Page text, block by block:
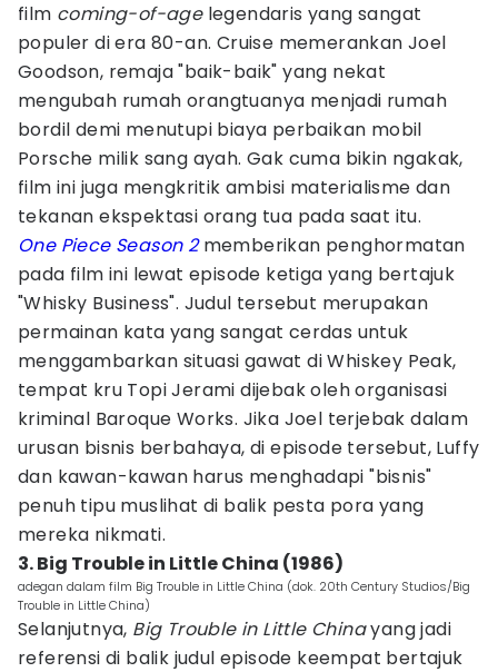
film coming-of-agelegendaris yang sangat
populer di era 80-an. Cruise memerankan Joel
Goodson, remaja "baik-baik" yang nekat
mengubah rumah orangtuanya menjadi rumah
bordil demi menutupi biaya perbaikan mobil
Porsche milik sang ayah. Gak cuma bikin ngakak,
film ini juga mengkritik ambisi materialisme dan
tekanan ekspektasi orang tua pada saat itu.
One Piece Season 2 memberikan penghormatan
pada film ini lewat episode ketiga yang bertajuk
"Whisky Business". Judul tersebut merupakan
permainan kata yang sangat cerdas untuk
menggambarkan situasi gawat di Whiskey Peak,
tempat kru Topi Jerami dijebak oleh organisasi
kriminal Baroque Works. Jika Joel terjebak dalam
urusan bisnis berbahaya, di episode tersebut, Luffy
dan kawan-kawan harus menghadapi "bisnis"
penuh tipu muslihat di balik pesta pora yang
mereka nikmati.
3. Big Trouble in Little China (1986)
adegan dalam film Big Trouble in Little China (dok. 20th Century Studios/Big
Trouble in Little China)
Selanjutnya, Big Trouble in Little Chinayang jadi
referensi di balik judul episode keempat bertajuk